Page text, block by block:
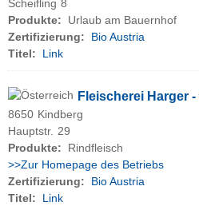
Scheifling 8
Produkte:
Urlaub am Bauernhof
Zertifizierung:
Bio Austria
Titel:
Link
Fleischerei Harger
8650 Kindberg
Hauptstr. 29
Produkte:
Rindfleisch
>>Zur Homepage des Betriebs
Zertifizierung:
Bio Austria
Titel:
Link